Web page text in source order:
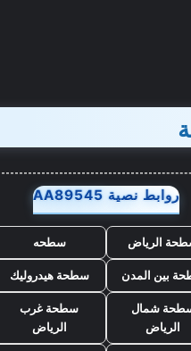
روابط نصية AA89545
الرياض سطحه
بين المدن سطحة هيدروليك
شمال
الرياض
سطحة غرب
الرياض